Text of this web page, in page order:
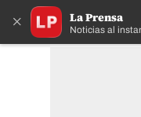
× La Prensa
Noticias al